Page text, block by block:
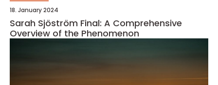
18. January 2024
Sarah Sjöström Final: A Comprehensive
Overview of the Phenomenon